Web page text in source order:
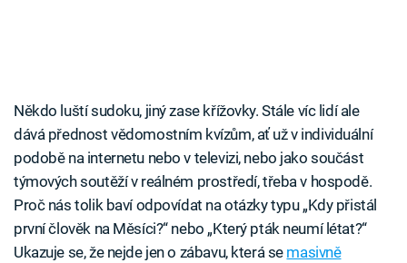
Někdo luští sudoku, jiný zase křížovky. Stále víc lidí ale
dává přednost vědomostním kvízům, ať už v individuální
podobě na internetu nebo v televizi, nebo jako součást
týmových soutěží v reálném prostředí, třeba v hospodě.
Proč nás tolik baví odpovídat na otázky typu „Kdy přistál
první člověk na Měsíci?“ nebo „Který pták neumí létat?“
Ukazuje se, že nejde jen o zábavu, která se masivně